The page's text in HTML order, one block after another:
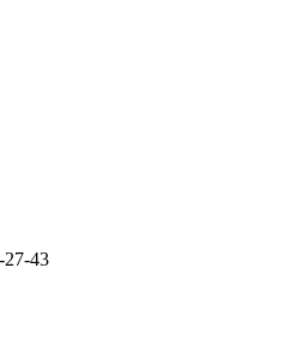
27-43